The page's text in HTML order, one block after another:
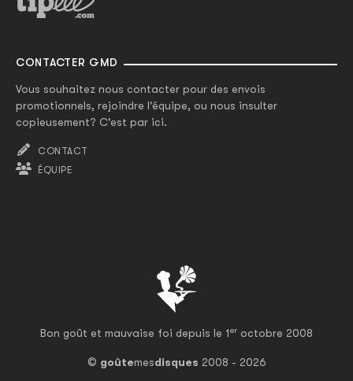
Bon goût et mauvaise foi depuis le 1er octobre 2008
© goûtemesdisques 2008 - 2026
CONTACTER GMD
Vous souhaitez nous contacter pour des envois
promotionnels, rejoindre l'équipe, ou nous insulter
copieusement? C'est par ici.
CONTACT
ÉQUIPE